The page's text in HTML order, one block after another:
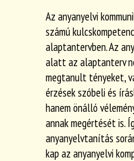
Az anyanyelvi
számú
alaptantervben. Az
alatt az alaptanterv
megtanult tényeket,
érzések szóbeli és
hanem önálló
annak megértését is.
anyanyelvtanítás
kap az anyanyelvi